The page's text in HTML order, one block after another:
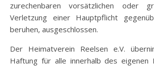
zurechenbaren vorsätzlichen oder
Verletzung einer Hauptpflicht
beruhen, ausgeschlossen.
Der Heimatverein Reelsen e.V.
Haftung für alle innerhalb des eigenen